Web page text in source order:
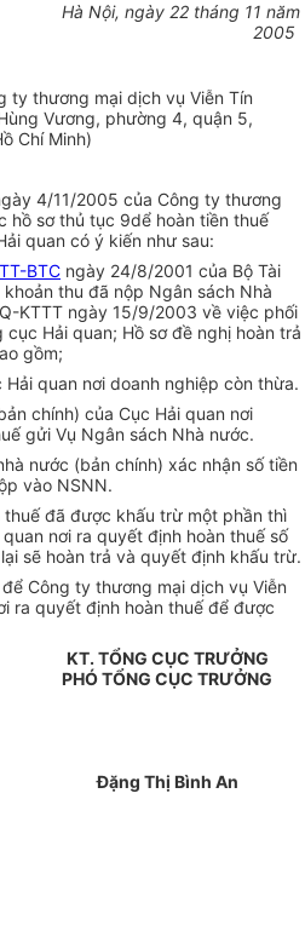
Hà Nội, ngày 22 tháng 11 năm
2005
ty thương mại dịch vụ Viễn Tín
Vương, phường 4, quận 5,
Chí Minh)
4/11/2005 của Công ty thương
hồ sơ thủ tục 9dể hoàn tiền thuế
quan có ý kiến như sau:
BTC ngày 24/8/2001 của Bộ Tài
thu đã nộp Ngân sách Nhà
KTTT ngày 15/9/2003 về việc phối
Hải quan; Hồ sơ đề nghị hoàn trả
gồm;
quan nơi doanh nghiệp còn thừa.
chính) của Cục Hải quan nơi
gửi Vụ Ngân sách Nhà nước.
nước (bản chính) xác nhận số tiền
vào NSNN.
đã được khấu trừ một phần thì
nơi ra quyết định hoàn thuế số
sẽ hoàn trả và quyết định khấu trừ.
Công ty thương mại dịch vụ Viễn
ra quyết định hoàn thuế để được
KT. TỔNG CỤC TRƯỞNG
PHÓ TỔNG CỤC TRƯỞNG
Đặng Thị Bình An